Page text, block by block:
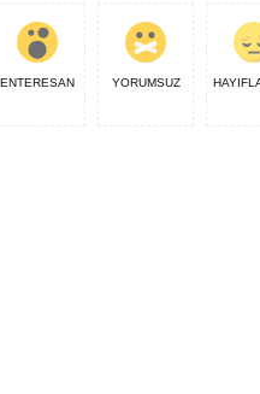
ENTERESAN YORUMSUZ